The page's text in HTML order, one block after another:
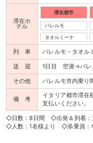
滞在ホ
テル
滞在都市
パレルモ
タオルミーナ
列 車 パレルモ－タオ
送 迎 1日目 空港→パレ
その他 パレルモ市内乗り
備 考
イタリア都市滞在
支払いください。
◇日数：8日間 ◇出発＆到着
◇人数：1名様より ◇添乗員：